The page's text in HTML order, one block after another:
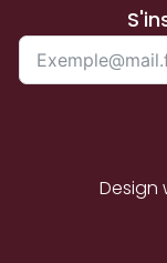
Design